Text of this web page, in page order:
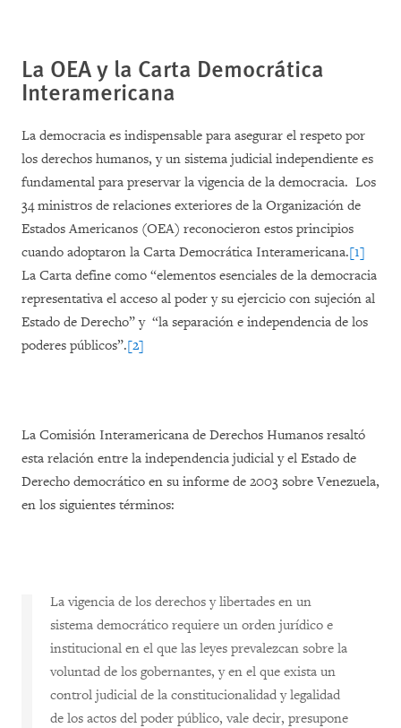
La OEA y la Carta Democrática
Interamericana
La democracia es indispensable para asegurar el respeto por
los derechos humanos, y un sistema judicial independiente es
fundamental para preservar la vigencia de la democracia. Los
34 ministros de relaciones exteriores de la Organización de
Estados Americanos (OEA) reconocieron estos principios
cuando adoptaron la Carta Democrática Interamericana.[1]
La Carta define como “elementos esenciales de la democracia
representativa el acceso al poder y su ejercicio con sujeción al
Estado de Derecho” y “la separación e independencia de los
poderes públicos”.[2]
La Comisión Interamericana de Derechos Humanos resaltó
esta relación entre la independencia judicial y el Estado de
Derecho democrático en su informe de 2003 sobre Venezuela,
en los siguientes términos:
La vigencia de los derechos y libertades en un
sistema democrático requiere un orden jurídico e
institucional en el que las leyes prevalezcan sobre la
voluntad de los gobernantes, y en el que exista un
control judicial de la constitucionalidad y legalidad
de los actos del poder público, vale decir, presupone